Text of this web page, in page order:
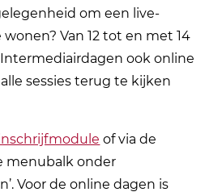
om een live-
Van 12 tot en met 14
ook online
sessies terug te kijken
of via de
menubalk onder
Voor de online dagen is